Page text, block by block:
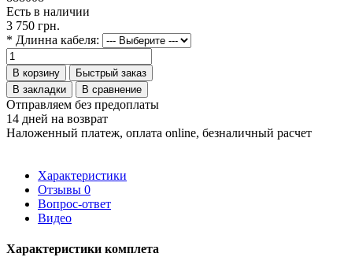
Есть в наличии
3 750 грн.
* Длинна кабеля:
В корзину
Быстрый заказ
В закладки
В сравнение
Отправляем без предоплаты
14 дней на возврат
Наложенный платеж, оплата online, безналичный расчет
Характеристики
Отзывы 0
Вопрос-ответ
Видео
Характеристики комплета